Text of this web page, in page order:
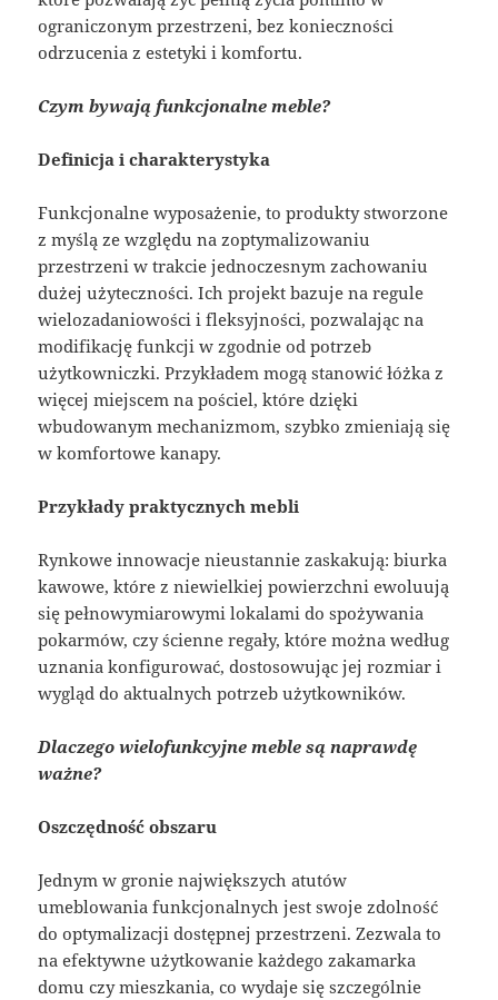
ograniczonym przestrzeni, bez konieczności
odrzucenia z estetyki i komfortu.
Czym bywają funkcjonalne meble?
Definicja i charakterystyka
Funkcjonalne wyposażenie, to produkty stworzone
z myślą ze względu na zoptymalizowaniu
przestrzeni w trakcie jednoczesnym zachowaniu
dużej użyteczności. Ich projekt bazuje na regule
wielozadaniowości i fleksyjności, pozwalając na
modifikację funkcji w zgodnie od potrzeb
użytkowniczki. Przykładem mogą stanowić łóżka z
więcej miejscem na pościel, które dzięki
wbudowanym mechanizmom, szybko zmieniają się
w komfortowe kanapy.
Przykłady praktycznych mebli
Rynkowe innowacje nieustannie zaskakują: biurka
kawowe, które z niewielkiej powierzchni ewoluują
się pełnowymiarowymi lokalami do spożywania
pokarmów, czy ścienne regały, które można według
uznania konfigurować, dostosowując jej rozmiar i
wygląd do aktualnych potrzeb użytkowników.
Dlaczego wielofunkcyjne meble są naprawdę
ważne?
Oszczędność obszaru
Jednym w gronie największych atutów
umeblowania funkcjonalnych jest swoje zdolność
do optymalizacji dostępnej przestrzeni. Zezwala to
na efektywne użytkowanie każdego zakamarka
domu czy mieszkania, co wydaje się szczególnie